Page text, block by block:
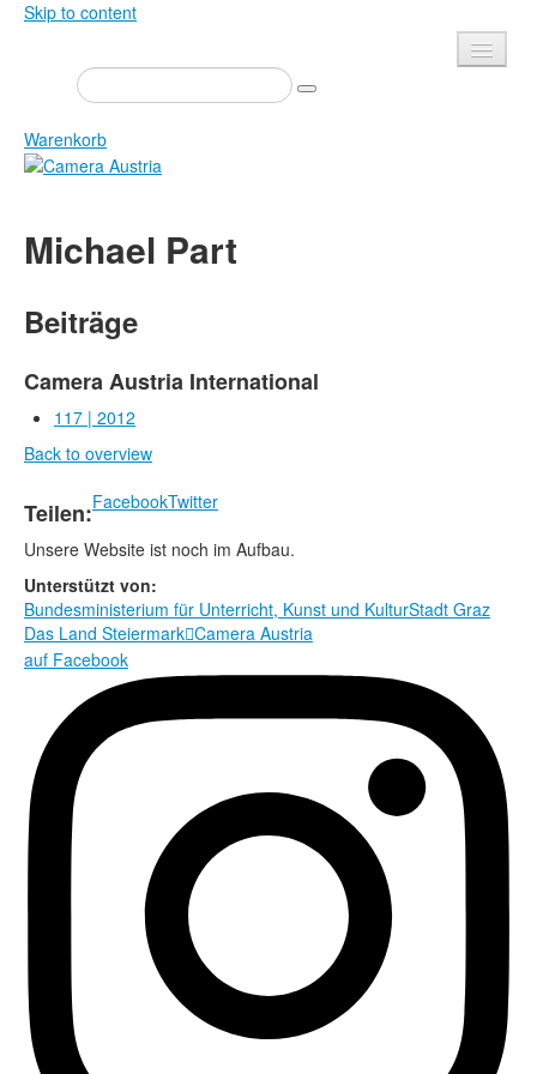
Skip to content
Presse
Veranstaltungen
Newsletter
Über uns
Shop
Datenschutz
Mediadaten
Warenkorb
Zeitschrift
Bücher
Edition
Bibliothek
Camera Austria Preis
Fotoarchiv Pierre Bourdieu
Rechtliche Informationen
Michael Part
Beiträge
Camera Austria International
117 | 2012
Back to overview
Teilen:FacebookTwitter
Unsere Website ist noch im Aufbau.
Unterstützt von:
Bundesministerium für Unterricht, Kunst und KulturStadt Graz
Das Land SteiermarkCamera Austria
auf Facebook